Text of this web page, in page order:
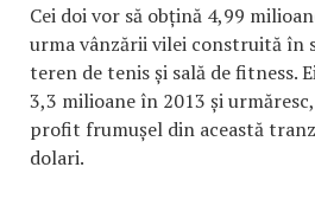
Cei doi vor să obțină 4,99
urma vânzării vilei construită în
teren de tenis și sală de fitness.
3,3 milioane în 2013 și
profit frumușel din această
dolari.